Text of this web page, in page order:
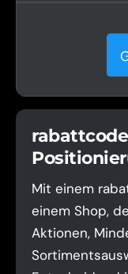
Mit einem
einem Shop,
Aktionen,